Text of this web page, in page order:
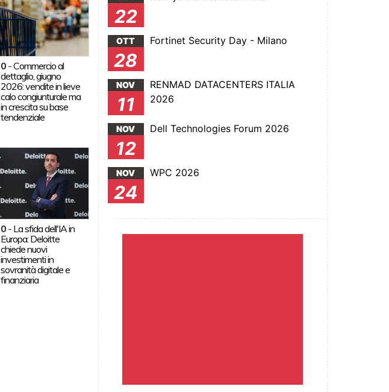
0 -Commercio al
dettaglio, giugno
2026: vendite in lieve
calo congiunturale ma
in crescita su base
tendenziale
0 - La sfida dell'IA in
Europa: Deloitte
chiede nuovi
investimenti in
sovranità digitale e
finanziaria
22
OTT
28
Fortinet Security Day - Milano
NOV
11
RENMAD DATACENTERS ITALIA
2026
NOV
12
Dell Technologies Forum 2026
NOV
24
WPC 2026